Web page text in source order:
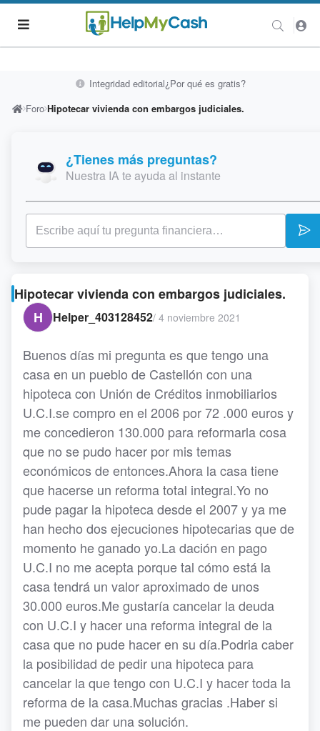
Integridad editorial¿Por qué es gratis?
Foro Hipotecar vivienda con embargos judiciales.
¿Tienes más preguntas?
Nuestra IA te ayuda al instante
Hipotecar vivienda con embargos judiciales.
H
Helper_403128452/ 4 noviembre 2021
Buenos días mi pregunta es que tengo una
casa en un pueblo de Castellón con una
hipoteca con Unión de Créditos inmobiliarios
U.C.I.se compro en el 2006 por 72 .000 euros y
me concedieron 130.000 para reformarla cosa
que no se pudo hacer por mis temas
económicos de entonces.Ahora la casa tiene
que hacerse un reforma total integral.Yo no
pude pagar la hipoteca desde el 2007 y ya me
han hecho dos ejecuciones hipotecarias que de
momento he ganado yo.La dación en pago
U.C.I no me acepta porque tal cómo está la
casa tendrá un valor aproximado de unos
30.000 euros.Me gustaría cancelar la deuda
con U.C.I y hacer una reforma integral de la
casa que no pude hacer en su día.Podria caber
la posibilidad de pedir una hipoteca para
cancelar la que tengo con U.C.I y hacer toda la
reforma de la casa.Muchas gracias .Haber si
me pueden dar una solución.